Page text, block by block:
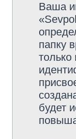
Ваша
папку
будет